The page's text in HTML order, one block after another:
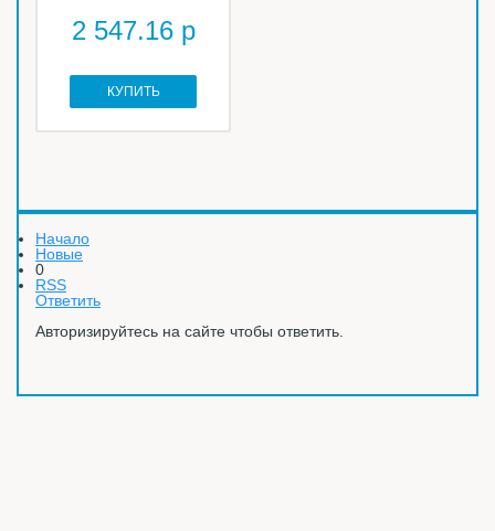
2 547.16 р
КУПИТЬ
Начало
Новые
0
RSS
Ответить
Авторизируйтесь на сайте чтобы ответить.